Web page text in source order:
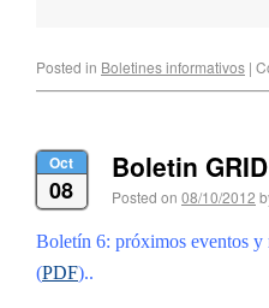
Posted in Boletines informativos |
Oct
08
Boletin
Posted on 08/10/2012
Boletín 6: próximos eventos y
(PDF)..